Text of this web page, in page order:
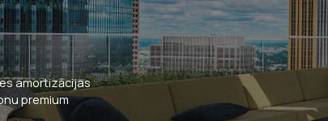
amortizācijas
premium